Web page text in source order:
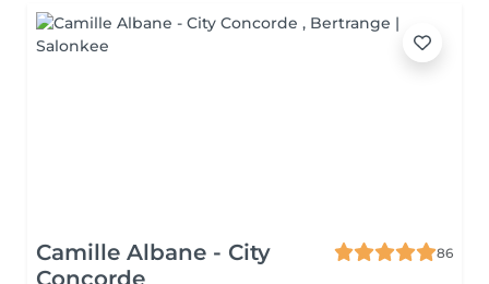
Camille Albane - City
Concorde
86